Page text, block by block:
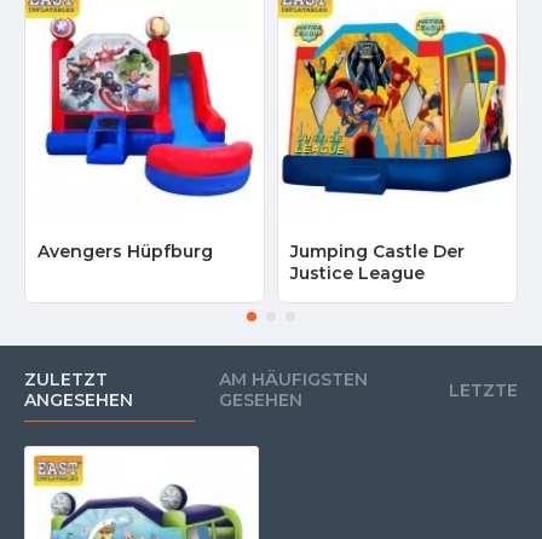
Avengers Hüpfburg
Jumping Castle Der
Justice League
ZULETZT
ANGESEHEN
AM HÄUFIGSTEN
GESEHEN
LETZTE